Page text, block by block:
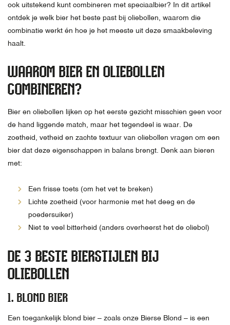
ook uitstekend kunt combineren met speciaalbier? In dit artikel
ontdek je welk bier het beste past bij oliebollen, waarom die
combinatie werkt én hoe je het meeste uit deze smaakbeleving
haalt.
WAAROM BIER EN OLIEBOLLEN
COMBINEREN?
Bier en oliebollen lijken op het eerste gezicht misschien geen voor
de hand liggende match, maar het tegendeel is waar. De
zoetheid, vetheid en zachte textuur van oliebollen vragen om een
bier dat deze eigenschappen in balans brengt. Denk aan bieren
met:
Een frisse toets (om het vet te breken)
Lichte zoetheid (voor harmonie met het deeg en de
poedersuiker)
Niet te veel bitterheid (anders overheerst het de oliebol)
DE 3 BESTE BIERSTIJLEN BIJ
OLIEBOLLEN
1. BLOND BIER
Een toegankelijk blond bier – zoals onze Bierse Blond – is een